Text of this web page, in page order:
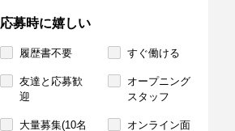
応募時に嬉しい
履歴書不要 すぐ働ける
友達と応募歓
迎
オープニング
スタッフ
大量募集(10名
オンライン面